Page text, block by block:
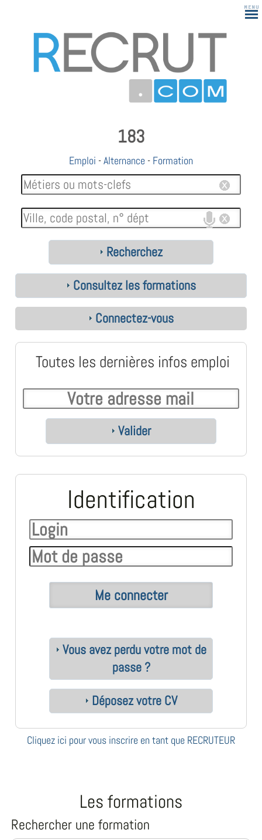
183
Emploi -Alternance - Formation
Recherchez
Consultez les formations
Connectez-vous
Toutes les dernières infos emploi
Valider
Identification
Vous avez perdu votre mot de
passe ?
Déposez votre CV
Cliquez ici pour vous inscrire en tant que RECRUTEUR
Les formations
Rechercher une formation